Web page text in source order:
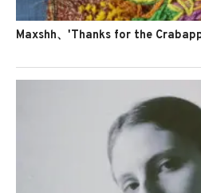
Maxshh、'Thanks for the